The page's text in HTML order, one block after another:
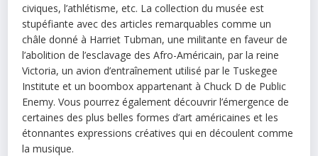
civiques, l’athlétisme, etc. La collection du musée est
stupéfiante avec des articles remarquables comme un
châle donné à Harriet Tubman, une militante en faveur de
l’abolition de l’esclavage des Afro-Américain, par la reine
Victoria, un avion d’entraînement utilisé par le Tuskegee
Institute et un boombox appartenant à Chuck D de Public
Enemy. Vous pourrez également découvrir l’émergence de
certaines des plus belles formes d’art américaines et les
étonnantes expressions créatives qui en découlent comme
la musique.